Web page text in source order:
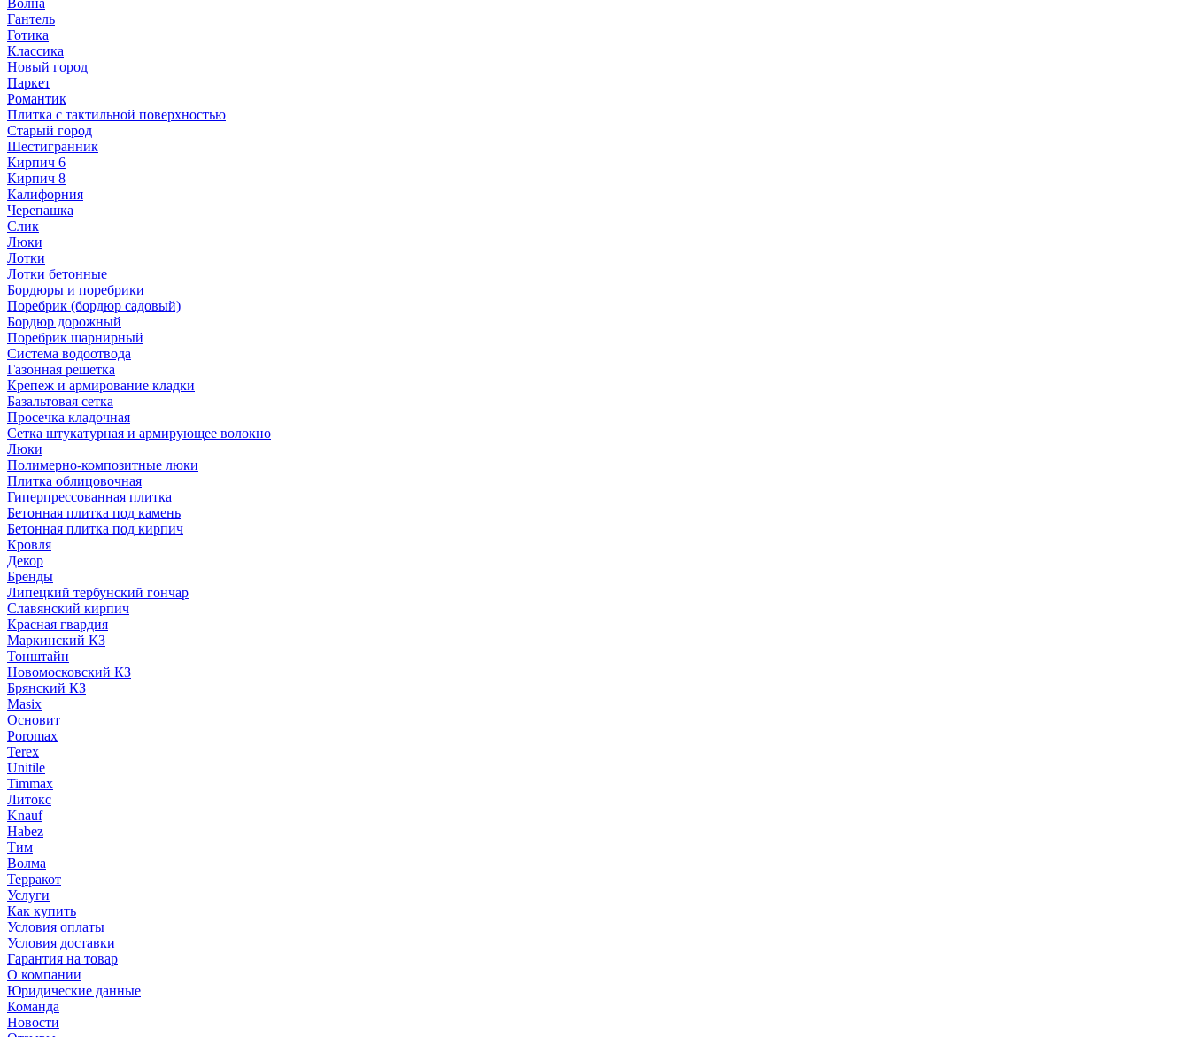
Волна
Гантель
Готика
Классика
Новый город
Паркет
Романтик
Плитка с тактильной поверхностью
Старый город
Шестигранник
Кирпич 6
Кирпич 8
Калифорния
Черепашка
Слик
Люки
Лотки
Лотки бетонные
Бордюры и поребрики
Поребрик (бордюр садовый)
Бордюр дорожный
Поребрик шарнирный
Система водоотвода
Газонная решетка
Крепеж и армирование кладки
Базальтовая сетка
Просечка кладочная
Сетка штукатурная и армирующее волокно
Люки
Полимерно-композитные люки
Плитка облицовочная
Гиперпрессованная плитка
Бетонная плитка под камень
Бетонная плитка под кирпич
Кровля
Декор
Бренды
Липецкий тербунский гончар
Славянский кирпич
Красная гвардия
Маркинский КЗ
Тонштайн
Новомосковский КЗ
Брянский КЗ
Masix
Основит
Poromax
Terex
Unitile
Timmax
Литокс
Knauf
Habez
Тим
Волма
Терракот
Услуги
Как купить
Условия оплаты
Условия доставки
Гарантия на товар
О компании
Юридические данные
Команда
Новости